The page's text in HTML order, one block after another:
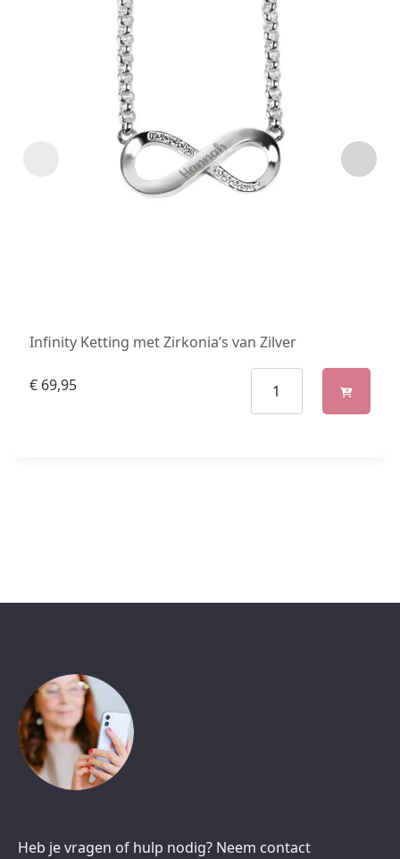
Infinity Ketting met Zirkonia’s van Zilver
€ 69,95
Heb je vragen of hulp nodig? Neem contact